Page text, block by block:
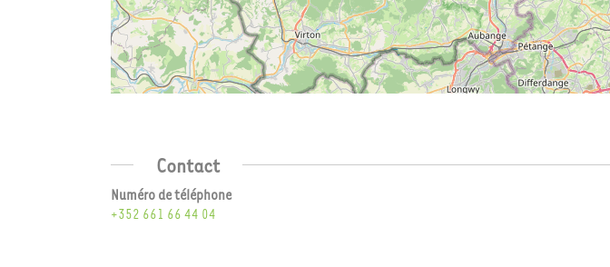
Contact
Numéro de téléphone
+352 661 66 44 04